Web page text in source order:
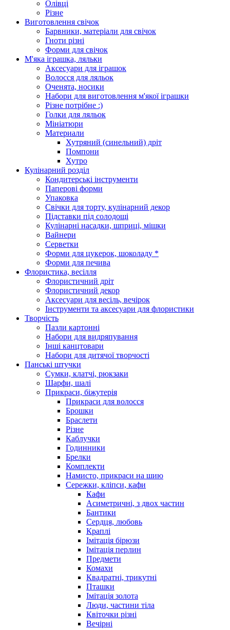
Олівці
Різне
Виготовлення свічок
Барвники, матеріали для свічок
Гноти різні
Форми для свічок
М'яка іграшка, ляльки
Аксесуари для іграшок
Волосся для ляльок
Оченята, носики
Набори для виготовлення м'якої іграшки
Різне потрібне :)
Голки для ляльок
Мініатюри
Материали
Хутряний (синельний) дріт
Помпони
Хутро
Кулінарний розділ
Кондитерські інструменти
Паперові форми
Упаковка
Свічки для торту, кулінарний декор
Підставки під солодощі
Кулінарні насадки, шприці, мішки
Вайнери
Серветки
Форми для цукерок, шоколаду *
Форми для печива
Флористика, весілля
Флористичний дріт
Флористичний декор
Аксесуари для весіль, вечірок
Інструменти та аксесуари для флористики
Творчість
Пазли картонні
Набори для видряпування
Інші канцтовари
Набори для дитячої творчості
Панські штучки
Сумки, клатчі, рюкзаки
Шарфи, шалі
Прикраси, біжутерія
Прикраси для волосся
Брошки
Браслети
Різне
Каблучки
Годинники
Брелки
Комплекти
Намисто, прикраси на шию
Сережки, кліпси, кафи
Кафи
Асиметричні, з двох частин
Бантики
Сердця, любовь
Краплі
Імітація бірюзи
Імітація перлин
Предмети
Комахи
Квадратні, трикутні
Пташки
Імітація золота
Люди, частини тіла
Квіточки різні
Вечірні